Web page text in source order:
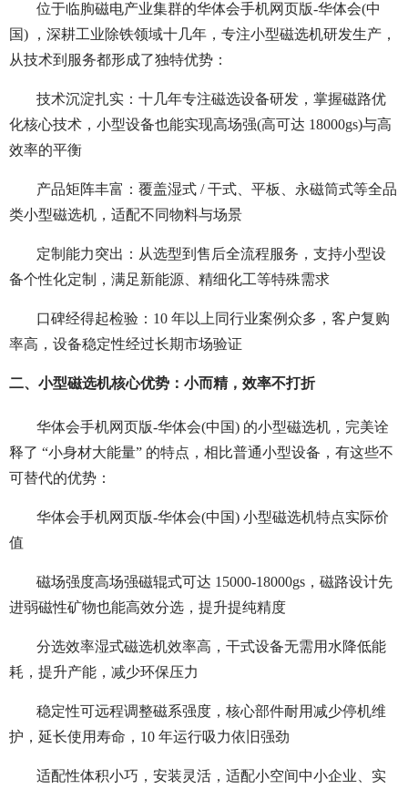
位于临朐磁电产业集群的华体会手机网页版-华体会(中
国) ，深耕工业除铁领域十几年，专注小型磁选机研发生产，
从技术到服务都形成了独特优势：
技术沉淀扎实：十几年专注磁选设备研发，掌握磁路优
化核心技术，小型设备也能实现高场强(高可达 18000gs)与高
效率的平衡
产品矩阵丰富：覆盖湿式 / 干式、平板、永磁筒式等全品
类小型磁选机，适配不同物料与场景
定制能力突出：从选型到售后全流程服务，支持小型设
备个性化定制，满足新能源、精细化工等特殊需求
口碑经得起检验：10 年以上同行业案例众多，客户复购
率高，设备稳定性经过长期市场验证
二、小型磁选机核心优势：小而精，效率不打折
华体会手机网页版-华体会(中国) 的小型磁选机，完美诠
释了 “小身材大能量” 的特点，相比普通小型设备，有这些不
可替代的优势：
华体会手机网页版-华体会(中国) 小型磁选机特点实际价
值
磁场强度高场强磁辊式可达 15000-18000gs，磁路设计先
进弱磁性矿物也能高效分选，提升提纯精度
分选效率湿式磁选机效率高，干式设备无需用水降低能
耗，提升产能，减少环保压力
稳定性可远程调整磁系强度，核心部件耐用减少停机维
护，延长使用寿命，10 年运行吸力依旧强劲
适配性体积小巧，安装灵活，适配小空间中小企业、实